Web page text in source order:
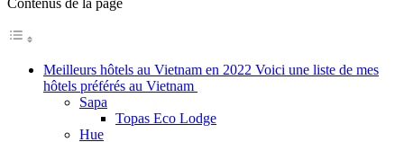
Contenus de la page
Meilleurs hôtels au Vietnam en 2022 Voici une liste de mes
hôtels préférés au Vietnam
Sapa
Topas Eco Lodge
Hue